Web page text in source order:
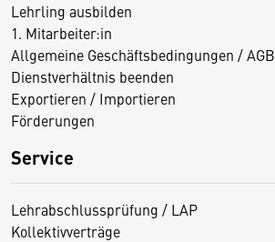
Lehrling ausbilden
1. Mitarbeiter:in
Allgemeine Geschäftsbedingungen / AGB
Dienstverhältnis beenden
Exportieren / Importieren
Förderungen
Service
Lehrabschlussprüfung / LAP
Kollektivverträge